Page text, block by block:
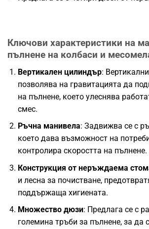
Ключови характеристики на
пълнене на колбаси и
Вертикален цилиндър:
позволява на гравитацията да
на пълнене, което улеснява
смес.
Ръчна манивела: Задвижва се с
което дава възможност на
контролира скоростта на пълнене.
Конструкция от неръждаема
и лесна за почистване,
поддържаща хигиената.
Множество дюзи: Предлага се с
големина тръби за пълнене, за да